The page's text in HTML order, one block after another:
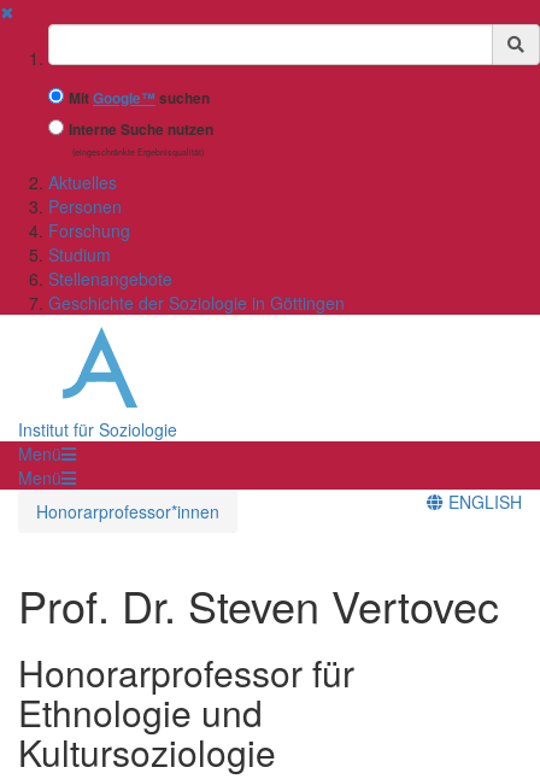
✖
Suchbegriff
MitGoogle™ suchen
Interne Suche nutzen
(eingeschränkte Ergebnisqualität)
Aktuelles
Personen
Forschung
Studium
Stellenangebote
Geschichte der Soziologie in Göttingen
Institut für Soziologie
Menü
Menü
Honorarprofessor*innen
ENGLISH
Prof. Dr. Steven Vertovec
Honorarprofessor für
Ethnologie und
Kultursoziologie